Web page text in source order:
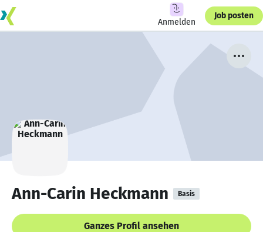
Anmelden
Job posten
Ann-Carin Heckmann Basis
Ganzes Profil ansehen